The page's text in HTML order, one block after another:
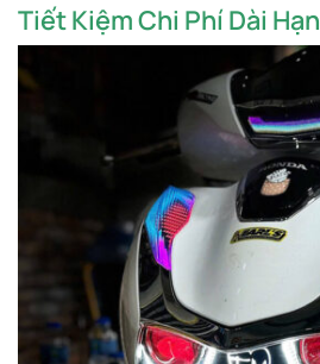
Tiết Kiệm Chi Phí Dài Hạn